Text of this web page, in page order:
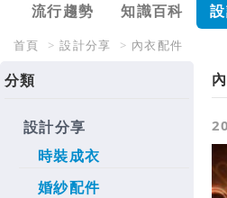
流行趨勢 知識百科
首頁 > 設計分享 > 內衣配件
分類
設計分享
時裝成衣
婚紗配件